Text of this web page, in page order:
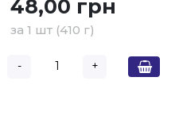
48,00 грн
за 1 шт (410 г)
- +